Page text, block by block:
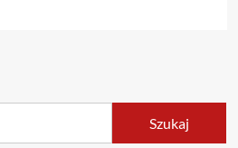
Szukaj